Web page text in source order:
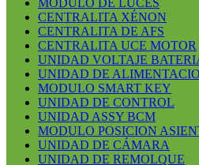
MODULO DE LUCES
CENTRALITA XÉNON
CENTRALITA DE AFS
CENTRALITA UCE MOTOR
UNIDAD VOLTAJE
UNIDAD DE
MODULO SMART KEY
UNIDAD DE CONTROL
UNIDAD ASSY BCM
MODULO POSICION
UNIDAD DE CÁMARA
UNIDAD DE REMOLQUE